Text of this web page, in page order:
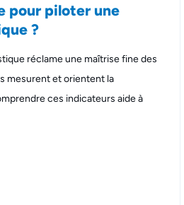
pour piloter une
?
réclame une maîtrise fine des
mesurent et orientent la
ces indicateurs aide à